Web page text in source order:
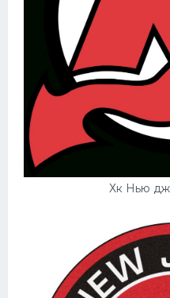
Хк Нью